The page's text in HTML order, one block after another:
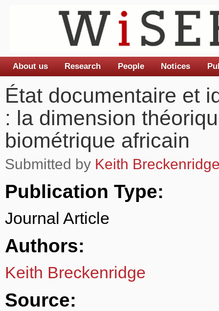
État documentaire et
: la dimension
biométrique africain
Submitted by Keith
Publication Type:
Journal Article
Authors:
Keith Breckenridge
Source:
Main menu
About us Research People Notices